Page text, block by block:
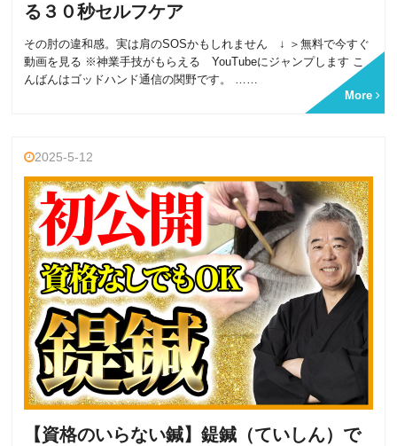
る３０秒セルフケア
その肘の違和感。実は肩のSOSかもしれません ↓ ＞無料で今すぐ
動画を見る ※神業手技がもらえる YouTubeにジャンプします こ
んばんはゴッドハンド通信の関野です。 ……
More
2025-5-12
【資格のいらない鍼】鍉鍼（ていしん）で